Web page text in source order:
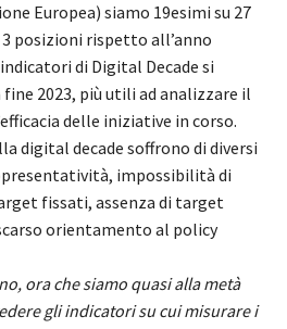
Europea) siamo 19esimi su 27
posizioni rispetto all’anno
di Digital Decade si
2023, più utili ad analizzare il
delle iniziative in corso.
digital decade soffrono di diversi
impossibilità di
fissati, assenza di target
orientamento al policy
ora che siamo quasi alla metà
gli indicatori su cui misurare i